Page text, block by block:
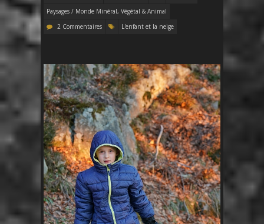
Paysages / Monde Minéral, Végétal & Animal
2 Commentaires
L'enfant et la neige